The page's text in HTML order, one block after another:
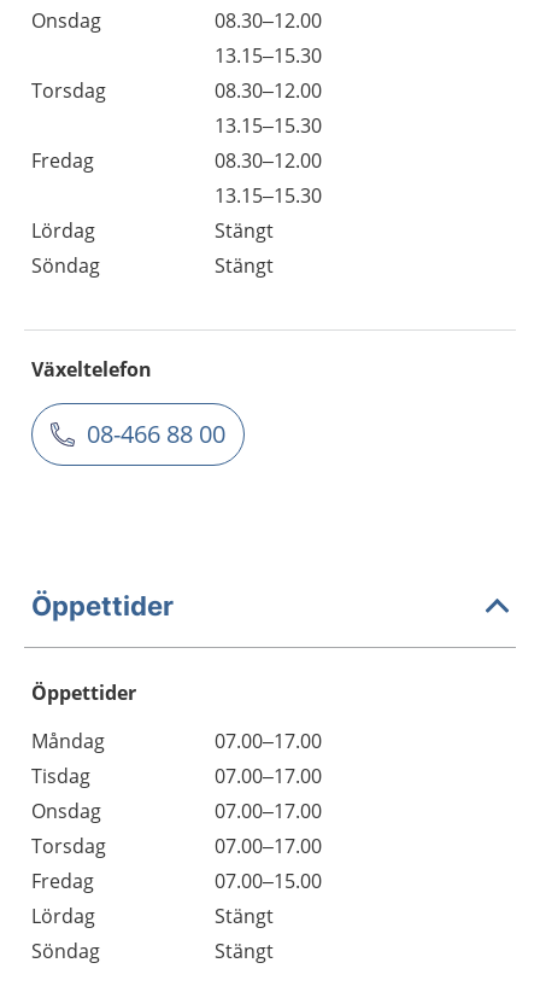
Onsdag
08.30–12.00
13.15–15.30
Torsdag
08.30–12.00
13.15–15.30
Fredag
08.30–12.00
13.15–15.30
Lördag
Stängt
Söndag
Stängt
Växeltelefon
08-466 88 00
Öppettider
Öppettider
Dag
Öppettider
Kommentarer
Måndag
07.00–17.00
Tisdag
07.00–17.00
Onsdag
07.00–17.00
Torsdag
07.00–17.00
Fredag
07.00–15.00
Lördag
Stängt
Söndag
Stängt